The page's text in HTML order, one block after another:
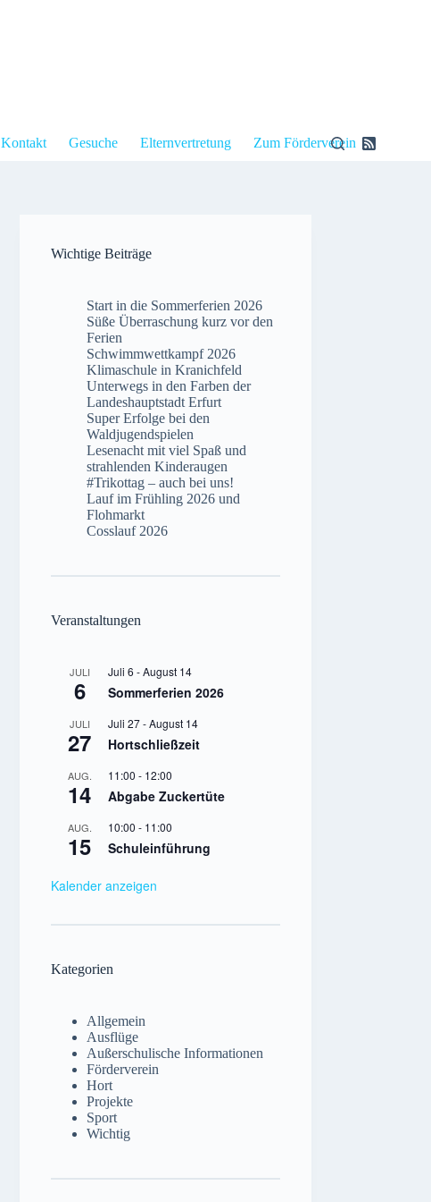
Kontakt Gesuche Elternvertretung Zum Förderverein
Wichtige Beiträge
Start in die Sommerferien 2026
Süße Überraschung kurz vor den
Ferien
Schwimmwettkampf 2026
Klimaschule in Kranichfeld
Unterwegs in den Farben der
Landeshauptstadt Erfurt
Super Erfolge bei den
Waldjugendspielen
Lesenacht mit viel Spaß und
strahlenden Kinderaugen
#Trikottag – auch bei uns!
Lauf im Frühling 2026 und
Flohmarkt
Cosslauf 2026
Veranstaltungen
JULI
6
Juli 6 -August 14
Sommerferien 2026
JULI
27
Juli 27-August 14
Hortschließzeit
AUG.
14
11:00 - 12:00
Abgabe Zuckertüte
AUG.
15
10:00 - 11:00
Schuleinführung
Kalender anzeigen
Kategorien
Allgemein
Ausflüge
Außerschulische Informationen
Förderverein
Hort
Projekte
Sport
Wichtig